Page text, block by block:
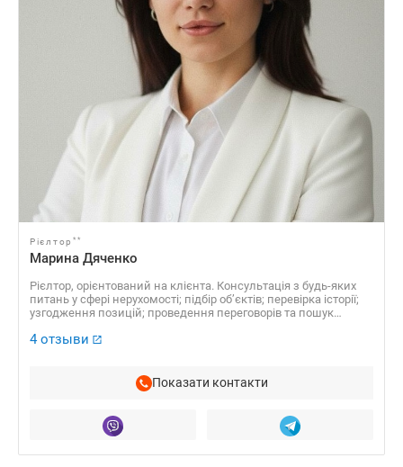
Рієлтор **
Марина Дяченко
Рієлтор, орієнтований на клієнта. Консультація з будь-яких
питань у сфері нерухомості; підбір обʼєктів; перевірка історії;
узгодження позицій; проведення переговорів та пошук
перегляду до ключів у руках — прозоро, спокійно та з фокусом
4 отзыви
Показати контакти